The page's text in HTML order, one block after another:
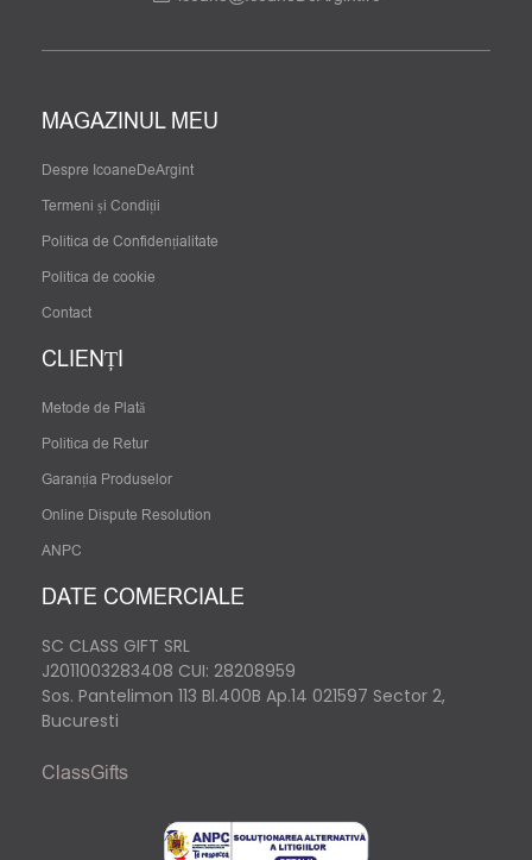
MAGAZINUL MEU
Despre IcoaneDeArgint
Termeni și Condiții
Politica de Confidențialitate
Politica de cookie
Contact
CLIENȚI
Metode de Plată
Politica de Retur
Garanția Produselor
Online Dispute Resolution
ANPC
DATE COMERCIALE
SC CLASS GIFT SRL
J2011003283408 CUI: 28208959
Sos. Pantelimon 113 Bl.400B Ap.14 021597 Sector 2,
Bucuresti
ClassGifts